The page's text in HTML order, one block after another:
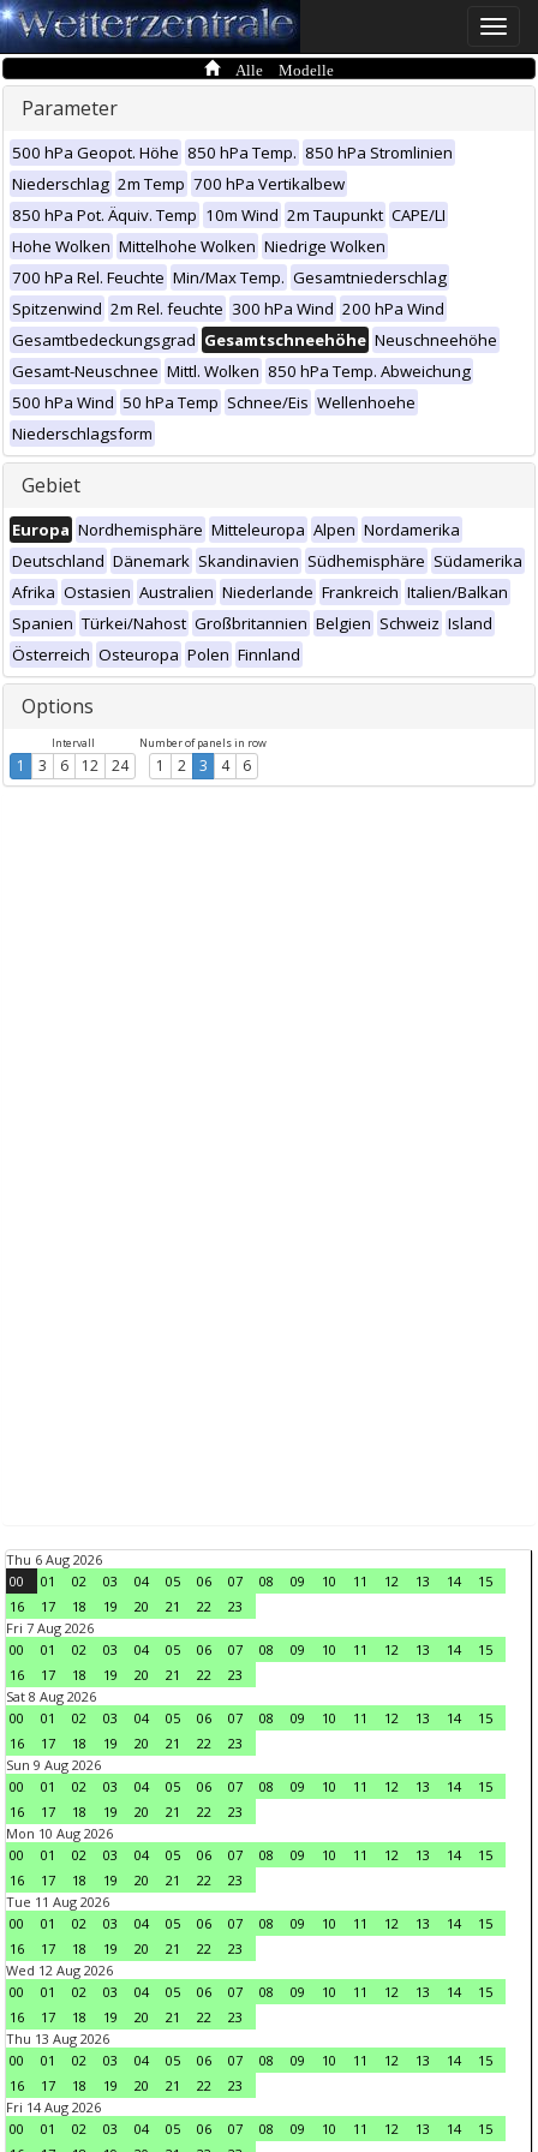
Toggle
Alle Modelle
Parameter
500 hPa Geopot. Höhe 850 hPa Temp. 850 hPa Stromlinien
Niederschlag 2m Temp 700 hPa Vertikalbew
850 hPa Pot. Äquiv. Temp 10m Wind 2m Taupunkt CAPE/LI
Hohe Wolken Mittelhohe Wolken Niedrige Wolken
700 hPa Rel. Feuchte Min/Max Temp. Gesamtniederschlag
Spitzenwind 2m Rel. feuchte 300 hPa Wind 200 hPa Wind
Gesamtbedeckungsgrad Gesamtschneehöhe Neuschneehöhe
Gesamt-Neuschnee Mittl. Wolken 850 hPa Temp. Abweichung
500 hPa Wind 50 hPa Temp Schnee/Eis Wellenhoehe
Niederschlagsform
Gebiet
Europa Nordhemisphäre Mitteleuropa Alpen Nordamerika
Deutschland Dänemark Skandinavien Südhemisphäre Südamerika
Afrika Ostasien Australien Niederlande Frankreich Italien/Balkan
Spanien Türkei/Nahost Großbritannien Belgien Schweiz Island
Österreich Osteuropa Polen Finnland
Options
Intervall
1 3 6 12 24
Number of panels in row
1 2 3 4 6
Thu 6 Aug 2026
00
01 02 03 04 05 06 07 08 09 10 11 12 13 14
15
16
17 18 19 20 21 22
23
Fri 7 Aug 2026
00
01 02 03 04 05 06 07 08 09 10 11 12 13 14
15
16
17 18 19 20 21 22
23
Sat 8 Aug 2026
00
01 02 03 04 05 06 07 08 09 10 11 12 13 14
15
16
17 18 19 20 21 22
23
Sun 9 Aug 2026
00
01 02 03 04 05 06 07 08 09 10 11 12 13 14
15
16
17 18 19 20 21 22
23
Mon 10 Aug 2026
00
01 02 03 04 05 06 07 08 09 10 11 12 13 14
15
16
17 18 19 20 21 22
23
Tue 11 Aug 2026
00
01 02 03 04 05 06 07 08 09 10 11 12 13 14
15
16
17 18 19 20 21 22
23
Wed 12 Aug 2026
00
01 02 03 04 05 06 07 08 09 10 11 12 13 14
15
16
17 18 19 20 21 22
23
Thu 13 Aug 2026
00
01 02 03 04 05 06 07 08 09 10 11 12 13 14
15
16
17 18 19 20 21 22
23
Fri 14 Aug 2026
00
01 02 03 04 05 06 07 08 09 10 11 12 13 14
15